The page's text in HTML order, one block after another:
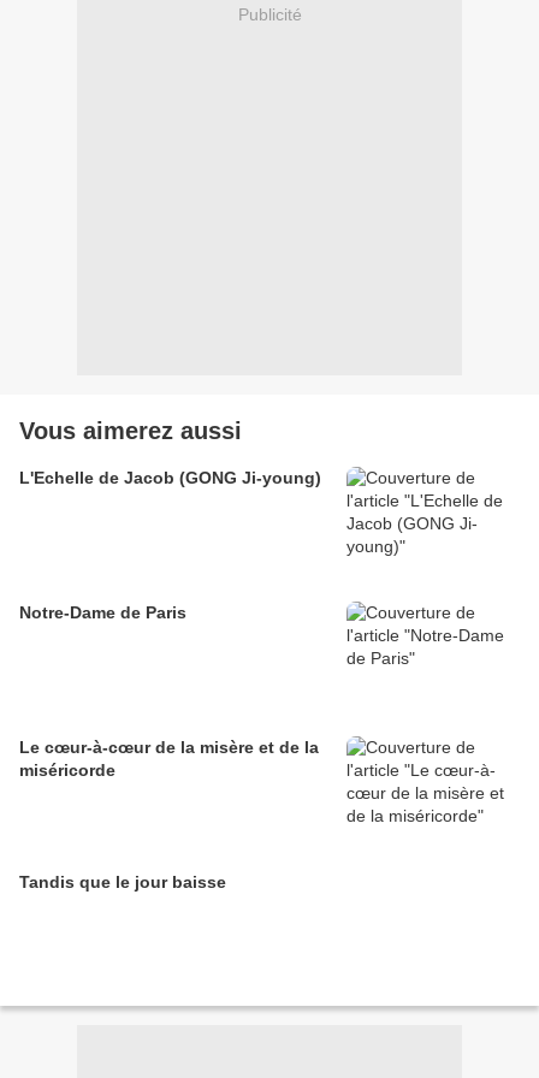
Publicité
Vous aimerez aussi
L'Echelle de Jacob (GONG Ji-young)
Notre-Dame de Paris
Le cœur-à-cœur de la misère et de la
miséricorde
Tandis que le jour baisse